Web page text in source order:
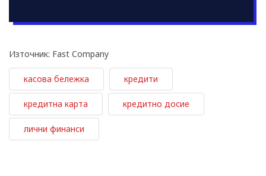
Източник: Fast Company
касова бележка кредити
кредитна карта кредитно досие
лични финанси